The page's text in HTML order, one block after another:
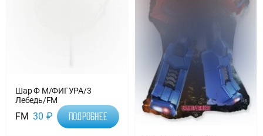
Шар Ф М/ФИГУРА/3
Лебедь/FM
FM 30 ₽ Подробнее